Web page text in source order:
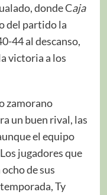
donde Caja
del partido la
44 al descanso,
victoria a los
zamorano
un buen rival, las
el equipo
jugadores que
de sus
Ty